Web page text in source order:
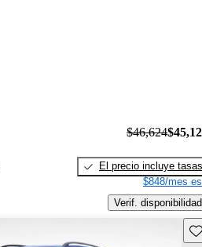
$46,624
El precio incluye tasas
$848/mes
Verif. disponibilidad